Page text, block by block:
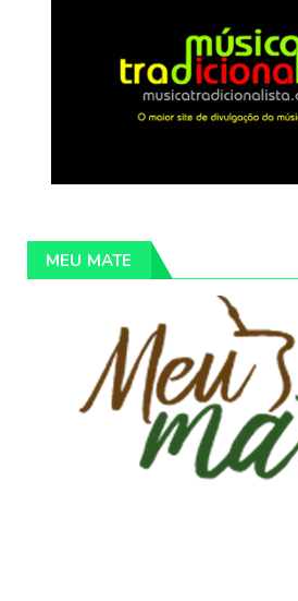
MEU MATE